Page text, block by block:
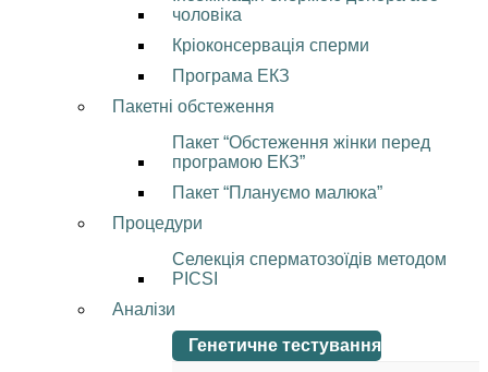
чоловіка
Кріоконсервація сперми
Програма ЕКЗ
Пакетні обстеження
Пакет “Обстеження жінки перед
програмою ЕКЗ”
Пакет “Плануємо малюка”
Процедури
Селекція сперматозоїдів методом
PICSI
Аналізи
Генетичне тестування